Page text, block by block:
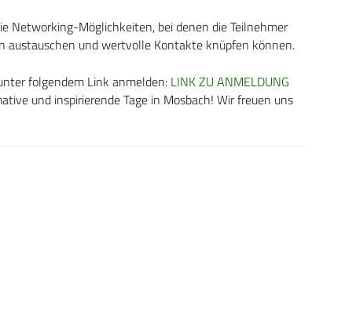
Networking-Möglichkeiten, bei denen die Teilnehmer
austauschen und wertvolle Kontakte knüpfen können.
folgendem Link anmelden: LINK ZU ANMELDUNG
und inspirierende Tage in Mosbach! Wir freuen uns